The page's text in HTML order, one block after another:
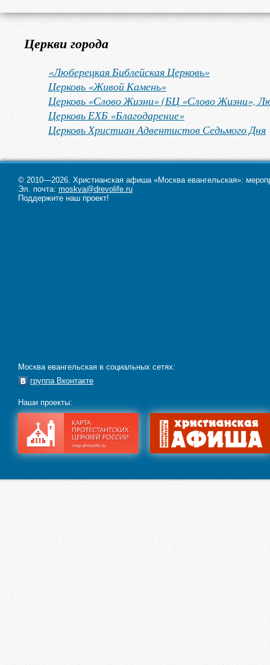
Церкви города
«Люберецкая Библейская Церковь»
Церковь «Живой Камень»
Церковь «Слово Жизни» (БЦ «Слово Жизни»,
Церковь ЕХБ «Благодарение»
Церковь Христиан Адвентистов Седьмого Дня
© 2010—2026. Христианская афиша «Москва евангельская»:
Эл. почта: moskva@drevolife.ru
Поддержите наш проект!
Москва евангельская в социальных сетях:
группа Вконтакте
Наши проекты: